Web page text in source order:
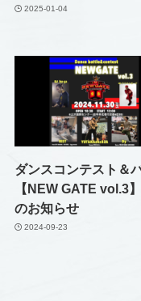
2025-01-04
ダンスコンテスト＆
【NEW GATE vol.3
のお知らせ
2024-09-23